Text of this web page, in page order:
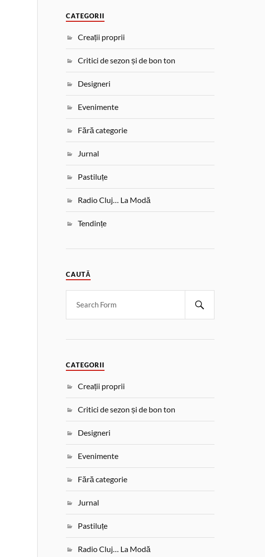
CATEGORII
Creații proprii
Critici de sezon și de bon ton
Designeri
Evenimente
Fără categorie
Jurnal
Pastiluțe
Radio Cluj… La Modă
Tendințe
CAUTĂ
CATEGORII
Creații proprii
Critici de sezon și de bon ton
Designeri
Evenimente
Fără categorie
Jurnal
Pastiluțe
Radio Cluj… La Modă